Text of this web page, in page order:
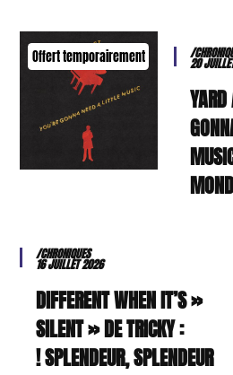
Offert temporairement /
20
/CHRONIQUES
16 JUILLET 2026
« DIFFERENT WHEN IT’S
SILENT » DE TRICKY :
SPLENDEUR, SPLENDEUR !